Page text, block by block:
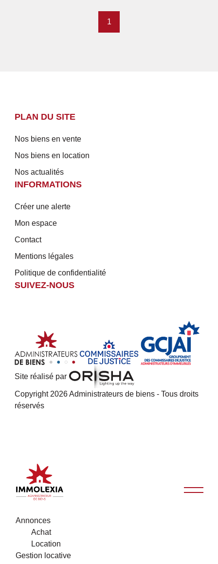
1
PLAN DU SITE
Nos biens en vente
Nos biens en location
Nos actualités
INFORMATIONS
Créer une alerte
Mon espace
Contact
Mentions légales
Politique de confidentialité
SUIVEZ-NOUS
Site réalisé par
Copyright 2026 Administrateurs de biens - Tous droits
réservés
Annonces
Achat
Location
Gestion locative